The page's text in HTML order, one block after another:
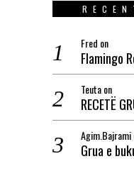
Fred on
Flamingo
Teutaon
RECETË
Agim.Bajrami
Grua e